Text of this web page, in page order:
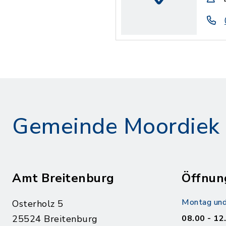
Gemeinde Moordiek
Amt Breitenburg
Osterholz 5
25524 Breitenburg
Montag
08.00 -